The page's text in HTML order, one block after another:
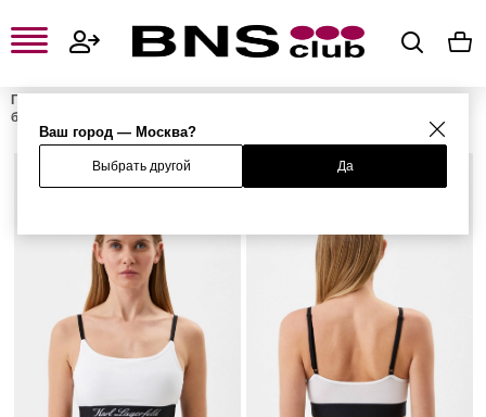
Ваш город — Москва?
Выбрать другой Да
Главная
белье
%